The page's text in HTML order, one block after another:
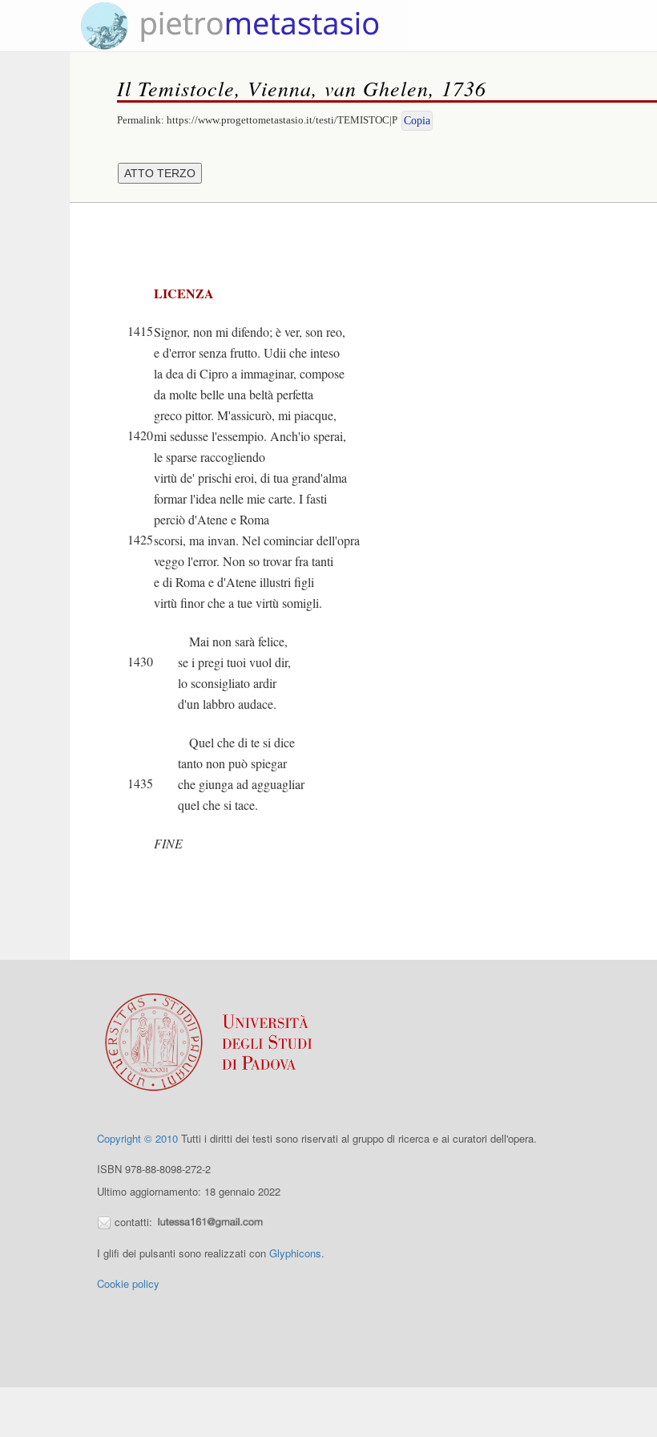
Il Temistocle, Vienna, van Ghelen, 1736
Permalink: https://www.progettometastasio.it/testi/TEMISTOC|P Copia
LICENZA
1415Signor, non mi difendo; è ver, son reo,
e d'error senza frutto. Udii che inteso
la dea di Cipro a immaginar, compose
da molte belle una beltà perfetta
greco pittor. M'assicurò, mi piacque,
1420mi sedusse l'essempio. Anch'io sperai,
le sparse raccogliendo
virtù de' prischi eroi, di tua grand'alma
formar l'idea nelle mie carte. I fasti
perciò d'Atene e Roma
1425scorsi, ma invan. Nel cominciar dell'opra
veggo l'error. Non so trovar fra tanti
e di Roma e d'Atene illustri figli
virtù finor che a tue virtù somigli.
Mai non sarà felice,
1430
se i pregi tuoi vuol dir,
lo sconsigliato ardir
d'un labbro audace.
Quel che di te si dice
tanto non può spiegar
1435
che giunga ad agguagliar
quel che si tace.
FINE
Copyright © 2010 Tutti i diritti dei testi sono riservati al gruppo di ricerca e ai curatori dell'opera.
ISBN 978-88-8098-272-2
Ultimo aggiornamento: 18 gennaio 2022
contatti:
I glifi dei pulsanti sono realizzati con Glyphicons.
Cookie policy